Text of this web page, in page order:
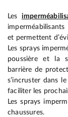
Les
et permettent
Les sprays
poussière et la
barrière de
s’incruster dans
faciliter les
Les sprays
chaussures.